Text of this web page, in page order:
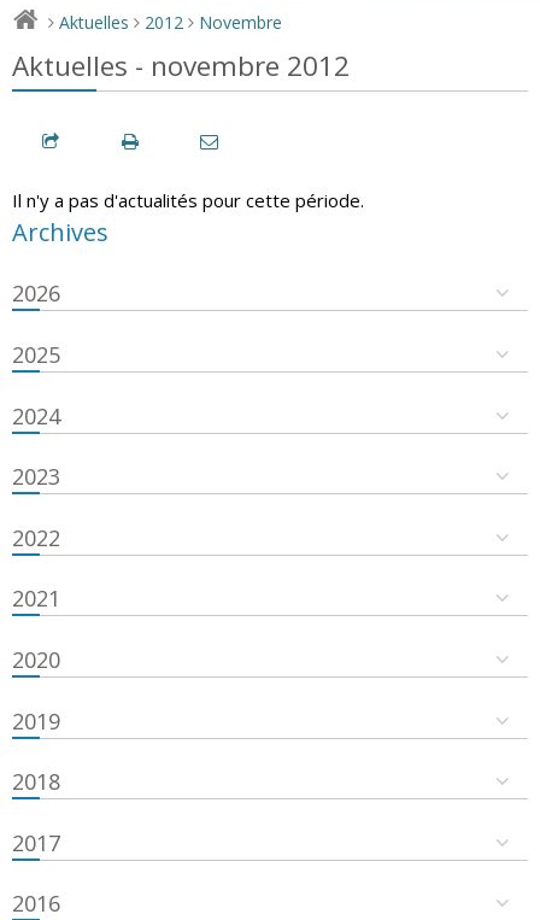
> Aktuelles > 2012 > Novembre
Aktuelles - novembre 2012
Il n'y a pas d'actualités pour cette période.
Archives
2026
2025
2024
2023
2022
2021
2020
2019
2018
2017
2016